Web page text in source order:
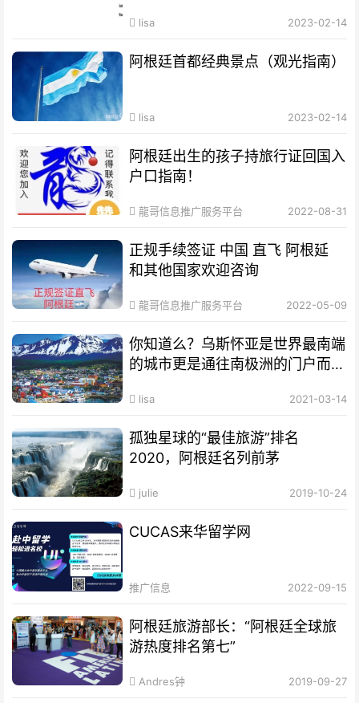
lisa 2023-02-14
阿根廷首都经典景点（观光指南）
lisa 2023-02-14
阿根廷出生的孩子持旅行证回国入
户口指南！
龍哥信息推广服务平台 2022-08-31
正规手续签证 中国 直飞 阿根延
和其他国家欢迎咨询
龍哥信息推广服务平台 2022-05-09
你知道么？乌斯怀亚是世界最南端
的城市更是通往南极洲的门户而驰
lisa 2021-03-14
孤独星球的“最佳旅游”排名
2020，阿根廷名列前茅
julie 2019-10-24
CUCAS来华留学网
推广信息 2022-09-15
阿根廷旅游部长：“阿根廷全球旅
游热度排名第七”
Andres钟 2019-09-27